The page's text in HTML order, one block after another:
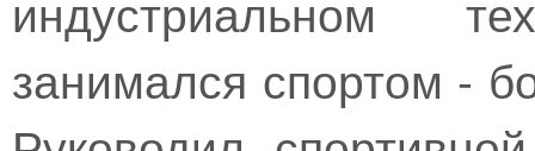
занимался спортом -